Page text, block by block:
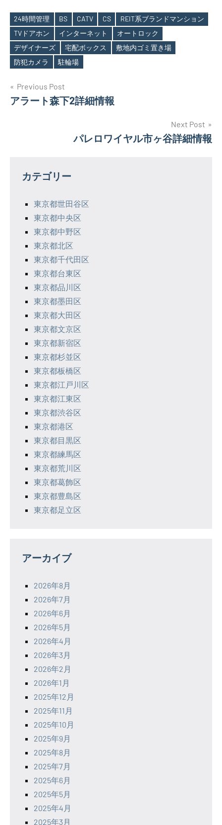
Tags
24時間管理 BS CATV CS
REIT系ブランドマンション
TVドアホン
インターネット
オートロック
デザイナーズ
宅配ボックス
敷地内ゴミ置き場
防犯カメラ
駐輪場
投
稿
ー
Previous Post
アラート森下2詳細情報
Next Post
パレロワイヤル市ヶ谷詳細情報
カテゴリー
東京都世田谷区
東京都中央区
東京都中野区
東京都北区
東京都千代田区
東京都台東区
東京都品川区
東京都墨田区
東京都大田区
東京都文京区
東京都新宿区
東京都杉並区
東京都板橋区
東京都江戸川区
東京都江東区
東京都渋谷区
東京都港区
東京都目黒区
東京都練馬区
東京都荒川区
東京都葛飾区
東京都豊島区
東京都足立区
アーカイブ
2026年8月
2026年7月
2026年6月
2026年5月
2026年4月
2026年3月
2026年2月
2026年1月
2025年12月
2025年11月
2025年10月
2025年9月
2025年8月
2025年7月
2025年6月
2025年5月
2025年4月
2025年3月